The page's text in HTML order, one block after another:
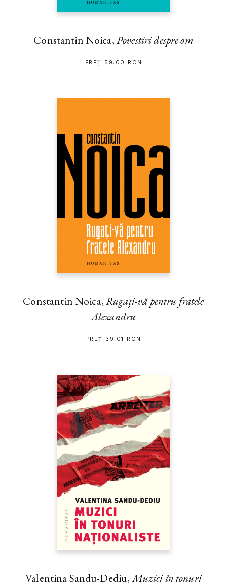
Constantin Noica,Povestiri despre om
PREȚ 59.00 RON
Constantin Noica,Rugaţi-vă pentru fratele
Alexandru
PREȚ 39.01 RON
Valentina Sandu-Dediu,Muzici în tonuri